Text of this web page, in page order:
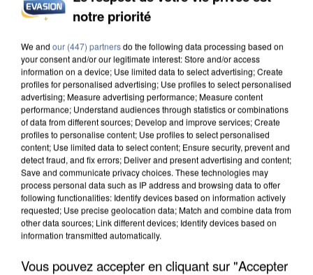
UN SECOND CADRE DE LA DZ MAFIA
notre priorité
We and our (447) partnersdo the following data processing based on
your consent and/or our legitimate interest: Store and/or access
information on a device; Use limited data to select advertising; Create
profiles for personalised advertising; Use profiles to select personalised
advertising; Measure advertising performance; Measure content
performance; Understand audiences through statistics or combinations
of data from different sources; Develop and improve services; Create
profiles to personalise content; Use profiles to select personalised
content; Use limited data to select content; Ensure security, prevent and
detect fraud, and fix errors; Deliver and present advertising and content;
Save and communicate privacy choices. These technologies may
process personal data such as IP address and browsing data to offer
following functionalities: Identify devices based on information actively
requested; Use precise geolocation data; Match and combine data from
other data sources; Link different devices; Identify devices based on
information transmitted automatically.
Vous pouvez accepter en cliquant sur "Accepter